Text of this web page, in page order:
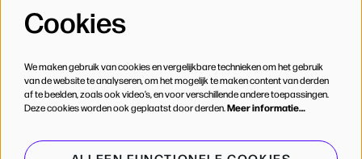
Cookies
We maken gebruik van cookies en vergelijkbare technieken om het gebruik
van de website te analyseren, om het mogelijk te maken content van derden
af te beelden, zoals ook video’s, en voor verschillende andere toepassingen.
Deze cookies worden ook geplaatst door derden.Meer informatie…